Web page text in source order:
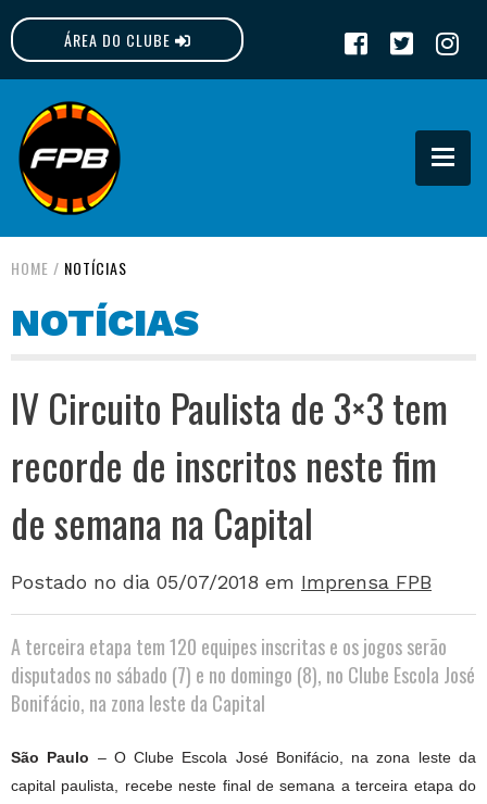
ÁREA DO CLUBE
FPB
HOME / NOTÍCIAS
NOTÍCIAS
IV Circuito Paulista de 3×3 tem
recorde de inscritos neste fim
de semana na Capital
Postado no dia 05/07/2018 em Imprensa FPB
A terceira etapa tem 120 equipes inscritas e os jogos serão
disputados no sábado (7) e no domingo (8), no Clube Escola José
Bonifácio, na zona leste da Capital
São Paulo – O Clube Escola José Bonifácio, na zona leste da
capital paulista, recebe neste final de semana a terceira etapa do